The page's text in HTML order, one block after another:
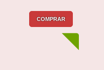
COMPRAR